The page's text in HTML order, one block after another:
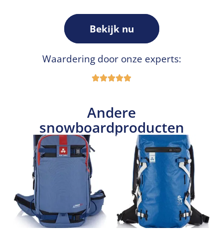
Bekijk nu
Waardering door onze experts:
Andere
snowboardproducten